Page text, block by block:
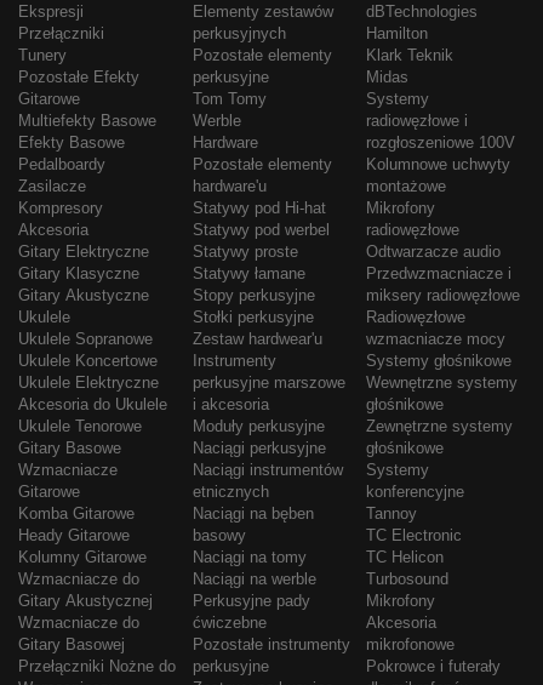
Ekspresji
Przełączniki
Tunery
Pozostałe Efekty
Gitarowe
Multiefekty Basowe
Efekty Basowe
Pedalboardy
Zasilacze
Kompresory
Akcesoria
Gitary Elektryczne
Gitary Klasyczne
Gitary Akustyczne
Ukulele
Ukulele Sopranowe
Ukulele Koncertowe
Ukulele Elektryczne
Akcesoria do Ukulele
Ukulele Tenorowe
Gitary Basowe
Wzmacniacze
Gitarowe
Komba Gitarowe
Heady Gitarowe
Kolumny Gitarowe
Wzmacniacze do
Gitary Akustycznej
Wzmacniacze do
Gitary Basowej
Przełączniki Nożne do
Elementy zestawów
perkusyjnych
Pozostałe elementy
perkusyjne
Tom Tomy
Werble
Hardware
Pozostałe elementy
hardware'u
Statywy pod Hi-hat
Statywy pod werbel
Statywy proste
Statywy łamane
Stopy perkusyjne
Stołki perkusyjne
Zestaw hardwear'u
Instrumenty
perkusyjne marszowe
i akcesoria
Moduły perkusyjne
Naciągi perkusyjne
Naciągi instrumentów
etnicznych
Naciągi na bęben
basowy
Naciągi na tomy
Naciągi na werble
Perkusyjne pady
ćwiczebne
Pozostałe instrumenty
perkusyjne
dBTechnologies
Hamilton
Klark Teknik
Midas
Systemy
radiowęzłowe i
rozgłoszeniowe 100V
Kolumnowe uchwyty
montażowe
Mikrofony
radiowęzłowe
Odtwarzacze audio
Przedwzmacniacze i
miksery radiowęzłowe
Radiowęzłowe
wzmacniacze mocy
Systemy głośnikowe
Wewnętrzne systemy
głośnikowe
Zewnętrzne systemy
głośnikowe
Systemy
konferencyjne
Tannoy
TC Electronic
TC Helicon
Turbosound
Mikrofony
Akcesoria
mikrofonowe
Pokrowce i futerały